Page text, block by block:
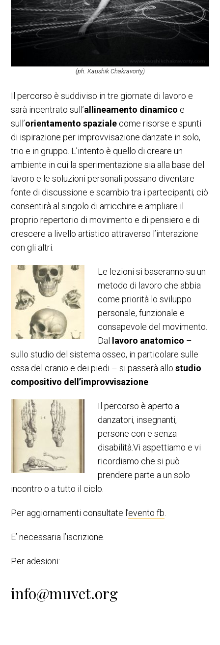
(ph. Kaushik Chakravorty)
Il percorso è suddiviso in tre giornate di lavoro e
sarà incentrato sull’allineamento dinamico e
sull’orientamento spaziale come risorse e spunti
di ispirazione per improvvisazione danzate in solo,
trio e in gruppo. L’intento è quello di creare un
ambiente in cui la sperimentazione sia alla base del
lavoro e le soluzioni personali possano diventare
fonte di discussione e scambio tra i partecipanti; ciò
consentirà al singolo di arricchire e ampliare il
proprio repertorio di movimento e di pensiero e di
crescere a livello artistico attraverso l’interazione
con gli altri.
Le lezioni si baseranno su un
metodo di lavoro che abbia
come priorità lo sviluppo
personale, funzionale e
consapevole del movimento.
Dal
lavoro anatomico –
sullo studio del sistema osseo, in particolare sulle
ossa del cranio e dei piedi – si passerà allostudio
compositivo dell’improvvisazione
Il percorso è aperto a
danzatori, insegnanti,
persone con e senza
disabilità.Vi aspettiamo e vi
ricordiamo che si può
prendere parte a un solo
incontro o a tutto il ciclo.
Per aggiornamenti consultate l’evento fb
E’ necessaria l’iscrizione.
Per adesioni:
info@muvet.org